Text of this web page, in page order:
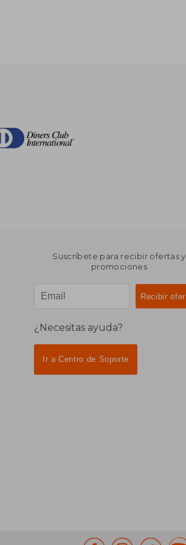
Suscríbete para recibir ofertas y
promociones
¿Necesitas ayuda?
Ir a Centro de Soporte